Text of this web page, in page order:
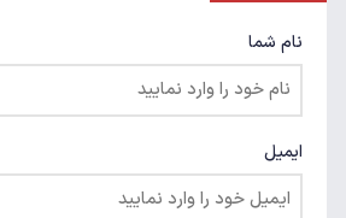
نام شما
ایمیل